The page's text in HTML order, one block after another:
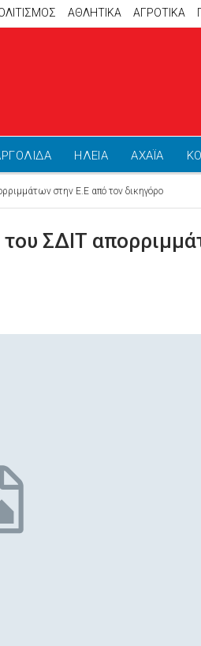
ΑΘΛΗΤΙΚΆ ΑΓΡΟΤΙΚΑ
ΗΛΕΙΑ ΑΧΑΪΑ
στην Ε.Ε από τον δικηγόρο
του ΣΔΙΤ